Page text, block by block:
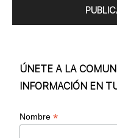
ÚNETE A LA
INFORMACIÓN EN
Nombre*